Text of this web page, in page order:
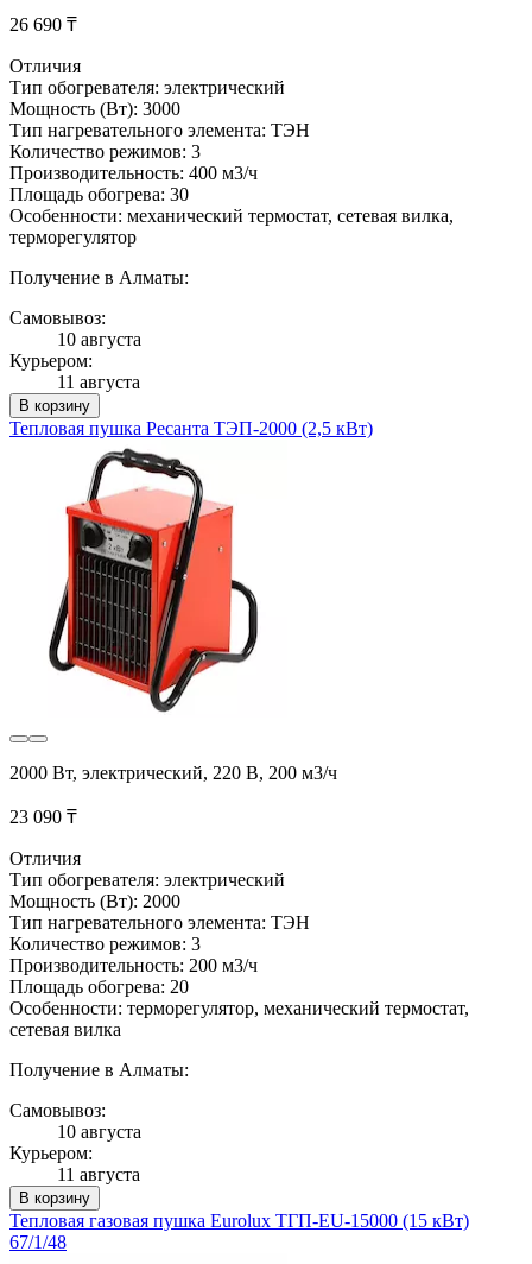
26 690 ₸
Отличия
Тип обогревателя: электрический
Мощность (Вт): 3000
Тип нагревательного элемента: ТЭН
Количество режимов: 3
Производительность: 400 м3/ч
Площадь обогрева: 30
Особенности: механический термостат, сетевая вилка,
терморегулятор
Получение в Алматы:
Самовывоз:
10 августа
Курьером:
11 августа
В корзину
Тепловая пушка Ресанта ТЭП-2000 (2,5 кВт)
2000 Вт, электрический, 220 В, 200 м3/ч
23 090 ₸
Отличия
Тип обогревателя: электрический
Мощность (Вт): 2000
Тип нагревательного элемента: ТЭН
Количество режимов: 3
Производительность: 200 м3/ч
Площадь обогрева: 20
Особенности: терморегулятор, механический термостат,
сетевая вилка
Получение в Алматы:
Самовывоз:
10 августа
Курьером:
11 августа
В корзину
Тепловая газовая пушка Eurolux ТГП-EU-15000 (15 кВт)
67/1/48